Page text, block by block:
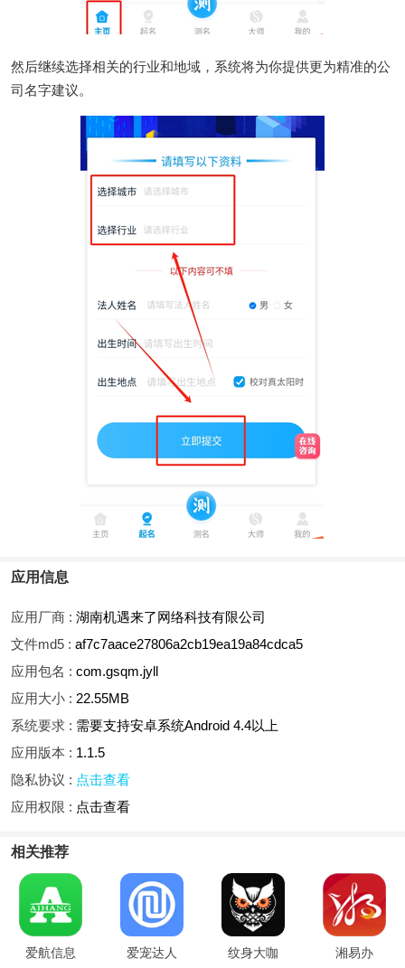
然后继续选择相关的行业和地域，系统将为你提供更为精准的公
司名字建议。
应用信息
应用厂商 : 湖南机遇来了网络科技有限公司
文件md5 : af7c7aace27806a2cb19ea19a84cdca5
应用包名 : com.gsqm.jyll
应用大小 : 22.55MB
系统要求 : 需要支持安卓系统Android 4.4以上
应用版本 : 1.1.5
隐私协议 : 点击查看
应用权限 : 点击查看
相关推荐
爱航信息 爱宠达人 纹身大咖 湘易办